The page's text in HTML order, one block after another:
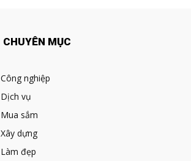
CHUYÊN MỤC
Công nghiệp
Dịch vụ
Mua sắm
Xây dựng
Làm đẹp